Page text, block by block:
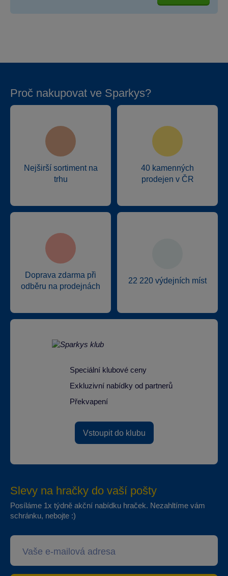
Proč nakupovat ve Sparkys?
Nejširší sortiment na
trhu
40 kamenných
prodejen v ČR
Doprava zdarma při
odběru na prodejnách
22 220 výdejních míst
Speciální klubové ceny
Exkluzivní nabídky od partnerů
Překvapení
Vstoupit do klubu
Slevy na hračky do vaší pošty
Posíláme 1x týdně akční nabídku hraček. Nezahltíme vám
schránku, nebojte :)